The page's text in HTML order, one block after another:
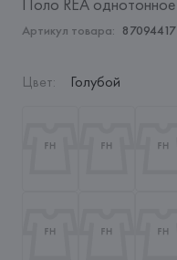
Артикул товара: 87094417
Цвет: Голубой